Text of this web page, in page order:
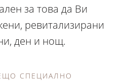
за това да Ви
ревитализирани
ден и нощ.
СПЕЦИАЛНО